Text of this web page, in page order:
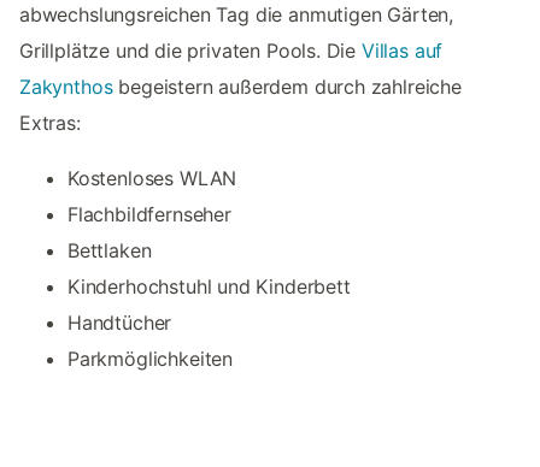
abwechslungsreichen Tag die anmutigen Gärten,
Grillplätze und die privaten Pools. Die Villas auf
Zakynthosbegeistern außerdem durch zahlreiche
Extras:
Kostenloses WLAN
Flachbildfernseher
Bettlaken
Kinderhochstuhl und Kinderbett
Handtücher
Parkmöglichkeiten